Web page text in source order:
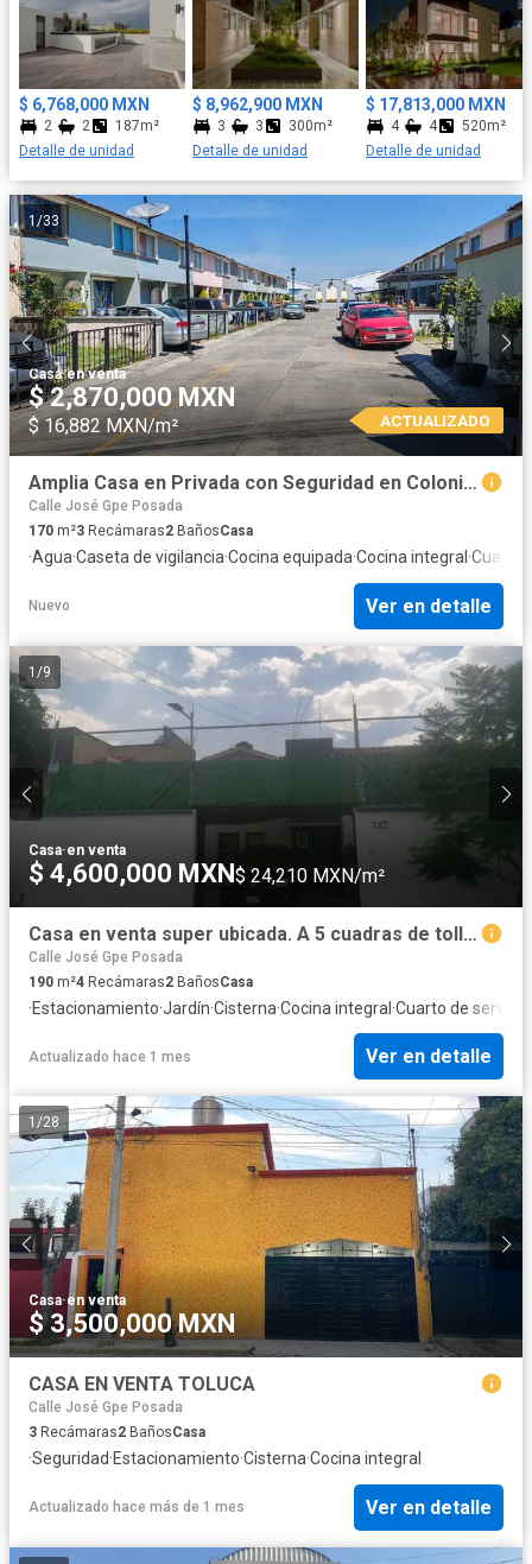
acceso. - Vigilancia 24/7. - Circuito cerrado de televisión.
Financiamiento flexible para que puedas adquirir tu hogar sin
preocupaciones. Entrega Inmediata. ¡No pierdas esta
oportunidad de vivir en el lugar de tus sueños!
$ 6,768,000 MXN
2 2
187m²
Detalle de unidad
$ 8,962,900 MXN
3 3
300m²
Detalle de unidad
$ 17,813,000 MXN
4 4
520m²
Detalle de unidad
1/33
Casa·en venta
$ 2,870,000 MXN
$ 16,882 MXN/m² ACTUALIZADO
Amplia Casa en Privada con Seguridad en Colonia Independencia, Toluca
Calle José Gpe Posada
170 m²3 Recámaras2 BañosCasa
·Agua·Caseta de vigilancia·Cocina equipada·Cocina integral ·Cuarto
Nuevo Ver en detalle
1 /9
Casa·en venta
$ 4,600,000 MXN$ 24,210 MXN/m²
Casa en venta super ubicada. A 5 cuadras de tollocan y 2 de las torres. Salida rápida a México
Calle José Gpe Posada
190 m²4 Recámaras2 BañosCasa
·Estacionamiento·Jardín·Cisterna·Cocina integral ·Cuarto de servicio
Actualizado hace 1 mes Ver en detalle
1 /28
Casa·en venta
$ 3,500,000 MXN
CASA EN VENTA TOLUCA
Calle José Gpe Posada
3 Recámaras2 BañosCasa
·Seguridad·Estacionamiento·Cisterna·Cocina integral
Actualizado hace más de 1 mes Ver en detalle